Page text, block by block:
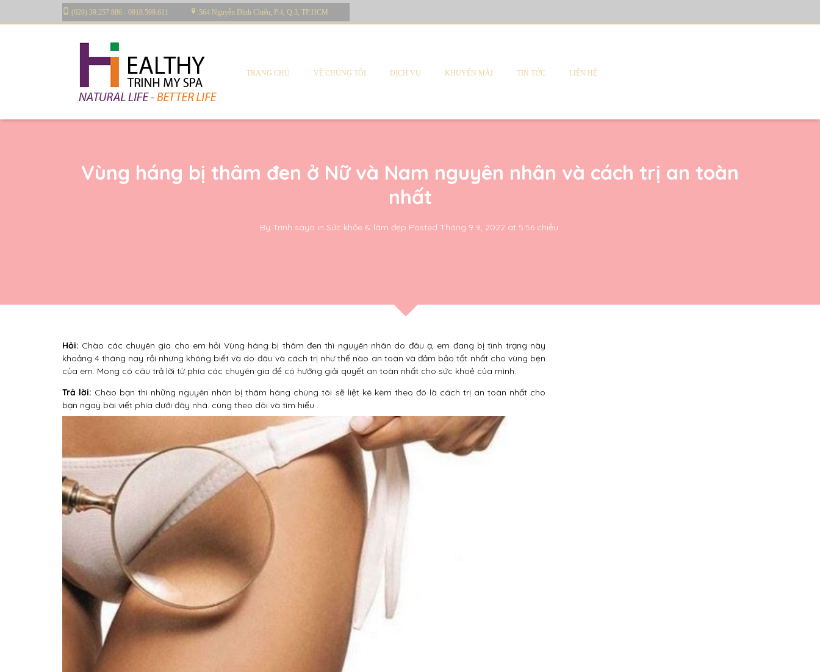
(028) 39.257.886 - 0918.599.611 564 Nguyễn Đình Chiểu, P.4, Q.3, TP.HCM
TRANG CHỦ VỀ CHÚNG TÔI DỊCH VỤ KHUYẾN MÃI TIN TỨC LIÊN HỆ
Vùng háng bị thâm đen ở Nữ và Nam nguyên nhân và cách trị an toàn
nhất
By Trinh saya in Sức khỏe & làm đẹp Posted Tháng 9 9, 2022 at 5:56 chiều
Hỏi: Chào các chuyên gia cho em hỏi Vùng háng bị thâm đen thì nguyên nhân do đâu ạ, em đang bị tình trạng này
khoảng 4 tháng nay rồi nhưng không biết và do đâu và cách trị như thế nào an toàn và đảm bảo tốt nhất cho vùng bẹn
của em. Mong có câu trả lời từ phía các chuyên gia để có hướng giải quyết an toàn nhất cho sức khoẻ của mình.
Trả lời: Chào bạn thì những nguyên nhân bị thâm háng chúng tôi sẽ liệt kê kèm theo đó là cách trị an toàn nhất cho
bạn ngay bài viết phía dưới đây nhá. cùng theo dõi và tìm hiểu .